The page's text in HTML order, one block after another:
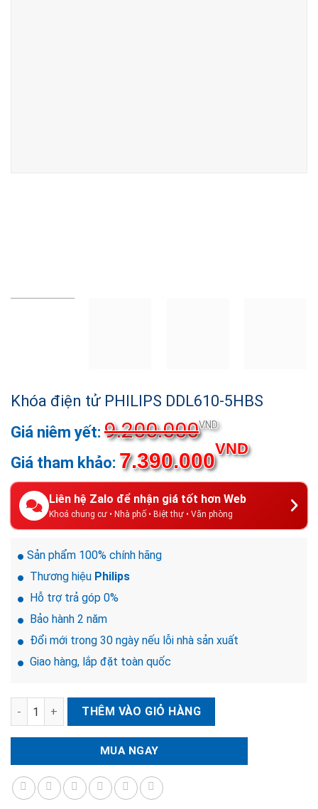
Khóa điện tử PHILIPS DDL610-5HBS
9.200.000VNDGiá
gốc
là:
7.390.000
VNDGiá
tại
Liên hệ Zalo để nhận giá tốt hơn Web
Khoá chung cư • Nhà phố • Biệt thự • Văn phòng
Sản phẩm 100% chính hãng
Thương hiệu Philips
Hỗ trợ trả góp 0%
Bảo hành 2 năm
Đổi mới trong 30 ngày nếu lỗi nhà sản xuất
Giao hàng, lắp đặt toàn quốc
Khóa điện tử PHILIPS DDL610-5HBS số lượng
THÊM VÀO GIỎ HÀNG
MUA NGAY